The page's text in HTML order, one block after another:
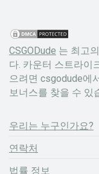
CSGODude 는 최고
다. 카운터 스트라이
으려면 csgodude에
보너스를 찾을 수 있
우리는 누구인가요?
연락처
법률 정보